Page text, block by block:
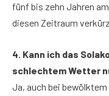
fünf bis zehn Jahren
diesen Zeitraum
4. Kann ich das
schlechtem Wetter
Ja, auch bei